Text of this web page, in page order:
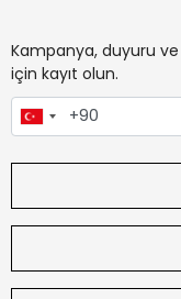
Kampanya, duyuru
için kayıt olun.